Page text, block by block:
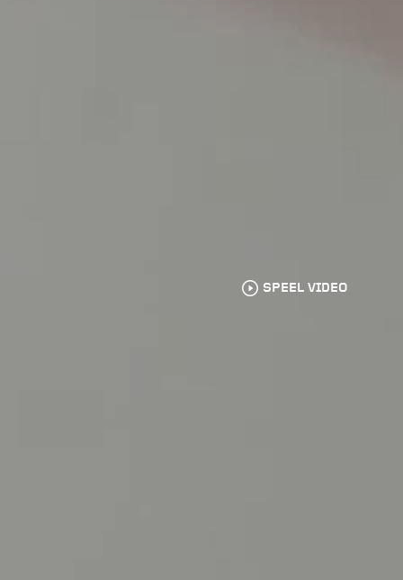
SPEEL VIDEO